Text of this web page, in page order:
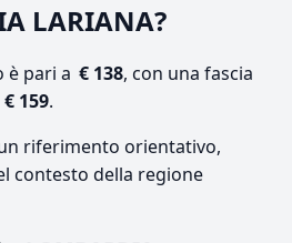
LARIANA?
è pari a € 138, con una fascia
€ 159.
riferimento orientativo,
contesto della regione